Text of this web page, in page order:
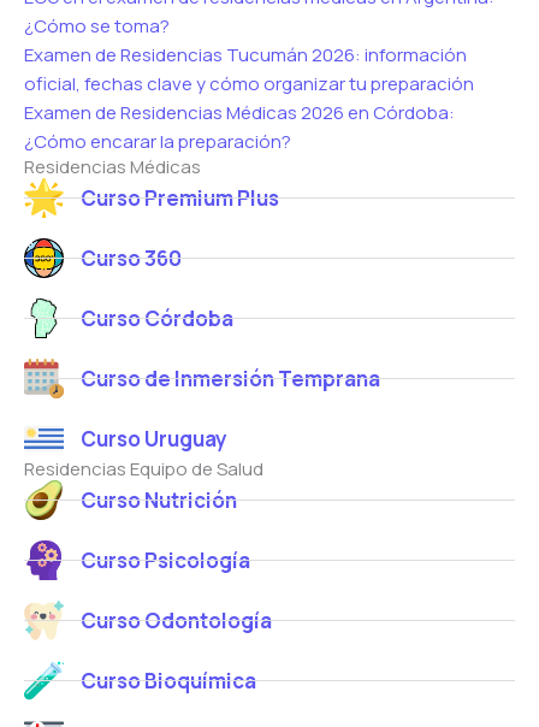
¿Cómo se toma?
Examen de Residencias Tucumán 2026: información
oficial, fechas clave y cómo organizar tu preparación
Examen de Residencias Médicas 2026 en Córdoba:
¿Cómo encarar la preparación?
Residencias Médicas
Curso Premium Plus
Curso 360
Curso Córdoba
Curso de Inmersión Temprana
Curso Uruguay
Residencias Equipo de Salud
Curso Nutrición
Curso Psicología
Curso Odontología
Curso Bioquímica